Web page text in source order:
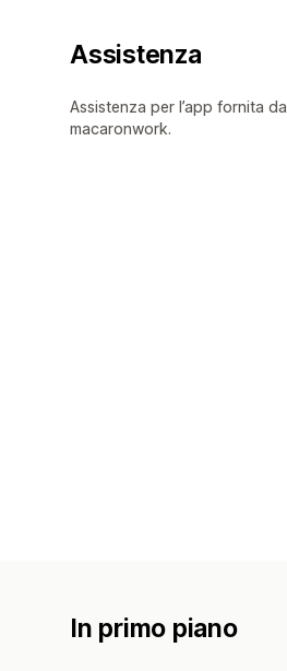
Assistenza
Assistenza per l’app fornita da
macaronwork.
In primo piano